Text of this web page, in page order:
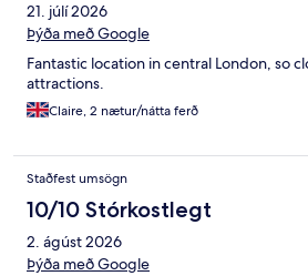
21. júlí 2026
Þýða með Google
Fantastic location in central London, so
attractions.
Claire, 2 nætur/nátta ferð
Staðfest umsögn
10/10 Stórkostlegt
2. ágúst 2026
Þýða með Google